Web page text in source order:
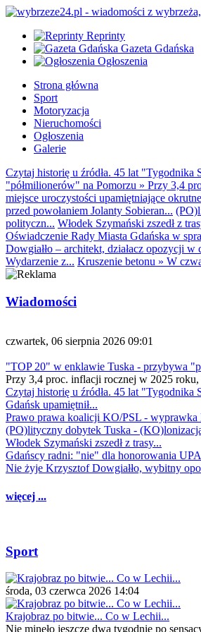
Reprinty
Gazeta Gdańska
Ogłoszenia
Strona główna
Sport
Motoryzacja
Nieruchomości
Ogłoszenia
Galerie
Czytaj historię u źródła. 45 lat "Tygodnika
"półmilionerów" na Pomorzu » Przy 3,4
miejsce uroczystości upamiętniające
przed powołaniem Jolanty Sobieran...
polityczn... Włodek Szymański zszedł z
Oświadczenie Rady Miasta Gdańska w
Dowgiałło – architekt, działacz opozycji
Wydarzenie z... Kruszenie betonu » W
Wiadomości
czwartek, 06 sierpnia 2026 09:01
"TOP 20" w enklawie Tuska - przybywa
Przy 3,4 proc. inflacji rocznej w 2025
Czytaj historię u źródła. 45 lat "Tygodnika
Gdańsk upamiętnił...
Prawo prawa koalicji KO/PSL - wyprawka
(PO)lityczny dobytek Tuska -
Włodek Szymański zszedł z trasy...
Gdańscy radni: "nie" dla honorowania UPA
Nie żyje Krzysztof Dowgiałło, wybitny
więcej ...
Sport
środa, 03 czerwca 2026 14:04
Krajobraz po bitwie... Co w Lechii...
Nie minęło jeszcze dwa tygodnie po